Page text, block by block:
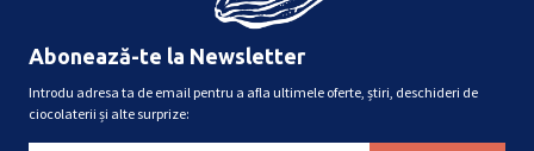
Abonează-te la Newsletter
Introdu adresa ta de email pentru a afla ultimele oferte, știri, deschideri de
ciocolaterii și alte surprize: